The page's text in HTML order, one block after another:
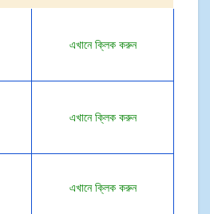
এখানে ক্লিক করুন
এখানে ক্লিক করুন
এখানে ক্লিক করুন